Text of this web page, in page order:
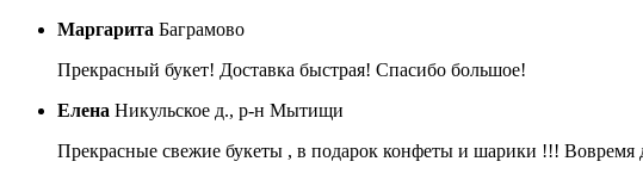
Маргарита Баграмово
Прекрасный букет! Доставка быстрая! Спасибо большое!
Елена Никульское д., р-н Мытищи
Прекрасные свежие букеты , в подарок конфеты и шарики !!!